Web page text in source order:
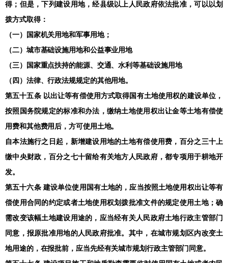
得；但是，下列建设用地，经县级以上人民政府依法批准，可以以划
拨方式取得：
（一）国家机关用地和军事用地；
（二）城市基础设施用地和公益事业用地
（三）国家重点扶持的能源、交通、水利等基础设施用地
（四）法律、行政法规规定的其他用地。
第五十五条 以出让等有偿使用方式取得国有土地使用权的建设单位，
按照国务院规定的标准和办法，缴纳土地使用权出让金等土地有偿使
用费和其他费用后，方可使用土地。
自本法施行之日起，新增建设用地的土地有偿使用费，百分之三十上
缴中央财政，百分之七十留给有关地方人民政府，都专项用于耕地开
发。
第五十六条 建设单位使用国有土地的，应当按照土地使用权出让等有
偿使用合同的约定或者土地使用权划拨批准文件的规定使用土地；确
需改变该幅土地建设用途的，应当经有关人民政府土地行政主管部门
同意，报原批准用地的人民政府批准。其中，在城市规划区内改变土
地用途的，在报批前，应当先经有关城市规划行政主管部门同意。